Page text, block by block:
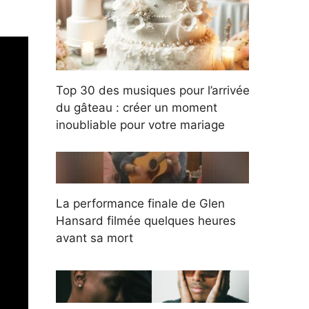
Top 30 des musiques pour l’arrivée
du gâteau : créer un moment
inoubliable pour votre mariage
La performance finale de Glen
Hansard filmée quelques heures
avant sa mort